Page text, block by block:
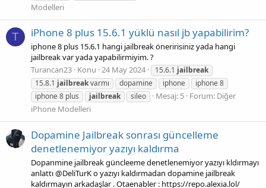
Modelleri
T iPhone 8 plus 15.6.1 yüklü nasıl jb yapabilirim?
iphone 8 plus 15.6.1 hangi jailbreak öneririsiniz yada hangi
jailbreak var yada yapabilirmiyim. ?
Turancan23 Konu 24 May 2024 15.6.1 jailbreak
15.8.1 jailbreakvarmı dopamine iphone
iphone 8
iphone 8 plus
jailbreak sileo Mesaj: 5 Forum: Diğer
iPhone Modelleri
Dopamine Jailbreak sonrası güncelleme
denetlenemiyor yazıyı kaldırma
Dopanmine jailbreak güncleeme denetlenemiyor yazıyı kldırmayı
anlattı @DeliTurK o yazıyı kaldırmadan dopamine jailbreak
kaldırmayın arkadaşlar . Otaenabler : https://repo.alexia.lol/